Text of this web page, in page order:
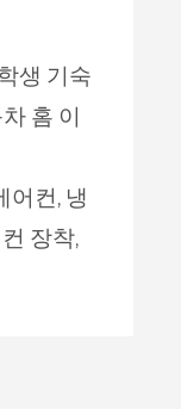
생 기숙
홈 이
어컨, 냉
장착,